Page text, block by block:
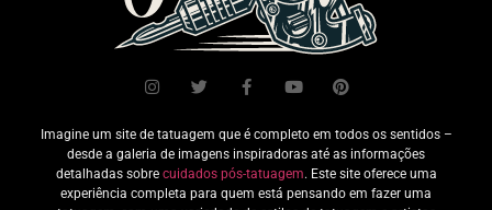
Imagine um site de tatuagem que é completo em todos os sentidos –
desde a galeria de imagens inspiradoras até as informações
detalhadas sobre cuidados pós-tatuagem. Este site oferece uma
experiência completa para quem está pensando em fazer uma